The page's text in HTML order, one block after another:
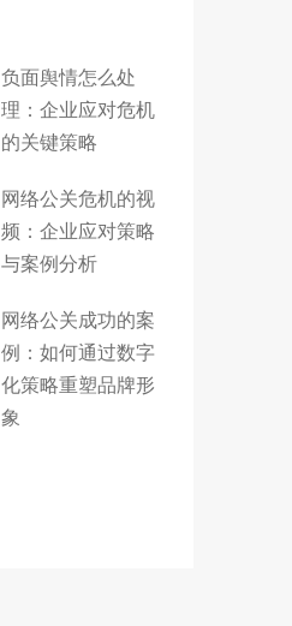
负面舆情怎么处
理：企业应对危机
的关键策略
网络公关危机的视
频：企业应对策略
与案例分析
网络公关成功的案
例：如何通过数字
化策略重塑品牌形
象